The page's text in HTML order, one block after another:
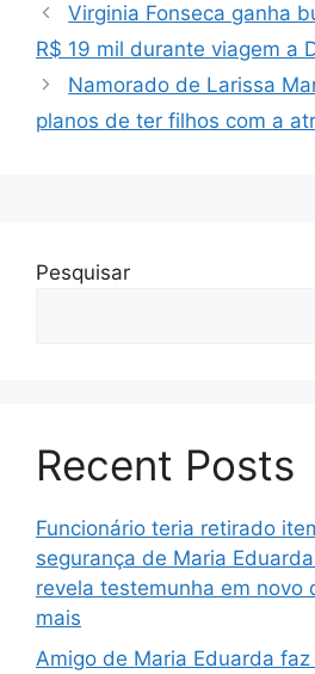
Virginia Fonseca ganha
R$ 19 mil durante viagem a
Namorado de Larissa
planos de ter filhos com a
Pesquisar
Recent Posts
Funcionário teria retirado
segurança de Maria
revela testemunha em novo
mais
Amigo de Maria Eduarda